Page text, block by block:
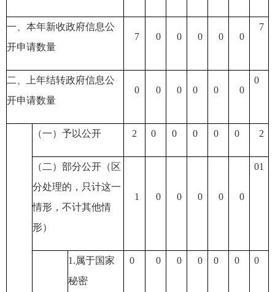
一、本年新收政府信息公
开申请数量
7 0 0 0 0 0
7
二、上年结转政府信息公
开申请数量
0 0 0 0 0 0
0
（一）予以公开 2 0 0 0 0 0 2
（二）部分公开 （区
分处理的，只计这一
情形，不计其他情
形）
1 0 0 0 0 0
01
1.属于国家
秘密
0 0 0 0 0 0 0